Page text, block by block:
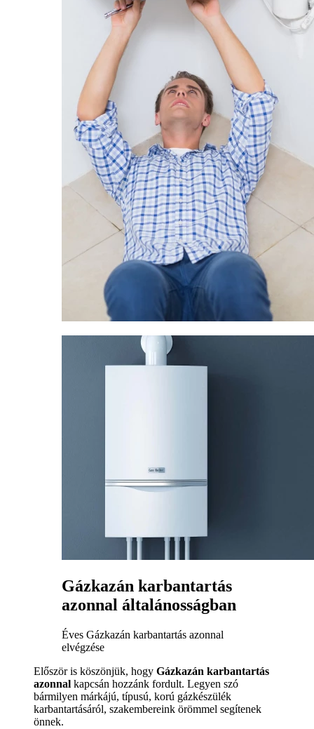
Gázkazán karbantartás
azonnal általánosságban
Éves Gázkazán karbantartás azonnal
elvégzése
Először is köszönjük, hogy Gázkazán karbantartás
azonnal kapcsán hozzánk fordult. Legyen szó
bármilyen márkájú, típusú, korú gázkészülék
karbantartásáról, szakembereink örömmel segítenek
önnek.